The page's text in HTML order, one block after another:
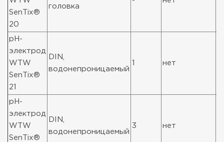
SenTix®
20
головка
pH-
электрод
WTW
SenTix®
21
DIN,
водонепроницаемый
нет
pH-
электрод
WTW
SenTix®
DIN,
водонепроницаемый
3 нет